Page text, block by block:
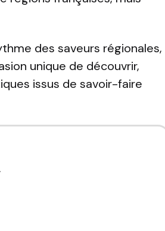
des saveurs régionales,
unique de découvrir,
issus de savoir-faire